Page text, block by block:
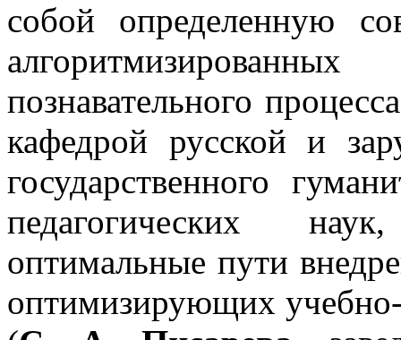
собой определенную
познавательного
кафедрой русской и
государственного
педагогических
оптимальные пути
оптимизирующих учебно-